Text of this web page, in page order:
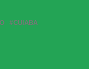
CUIABA